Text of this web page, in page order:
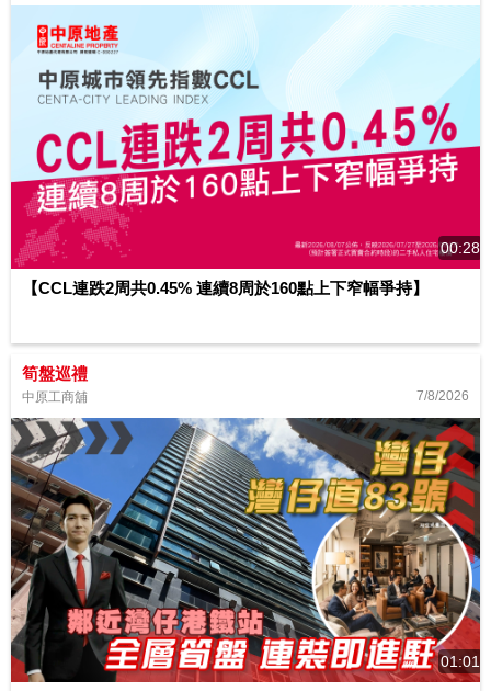
00:28
【CCL連跌2周共0.45% 連續8周於160點上下窄幅爭持】
筍盤巡禮
中原工商舖 7/8/2026
01:01